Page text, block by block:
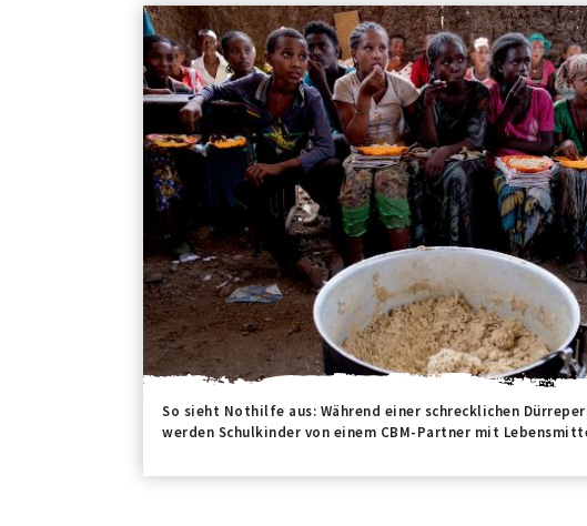
So sieht Nothilfe aus: Während einer schrecklichen
werden Schulkinder von einem CBM-Partner mit